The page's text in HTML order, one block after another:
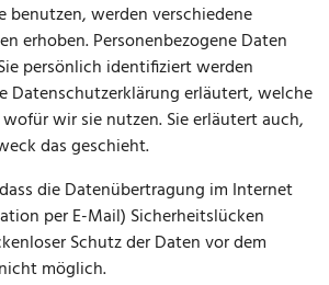
benutzen, werden verschiedene
erhoben. Personenbezogene Daten
persönlich identifiziert werden
Datenschutzerklärung erläutert, welche
wir sie nutzen. Sie erläutert auch,
das geschieht.
die Datenübertragung im Internet
per E-Mail) Sicherheitslücken
Schutz der Daten vor dem
möglich.